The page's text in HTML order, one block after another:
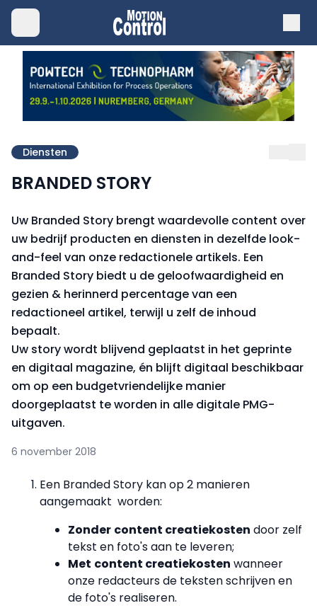
Diensten
BRANDED STORY
Uw Branded Story brengt waardevolle content over
uw bedrijf producten en diensten in dezelfde look-
and-feel van onze redactionele artikels. Een
Branded Story biedt u de geloofwaardigheid en
gezien & herinnerd percentage van een
redactioneel artikel, terwijl u zelf de inhoud
bepaalt.
Uw story wordt blijvend geplaatst in het geprinte
en digitaal magazine, én blijft digitaal beschikbaar
om op een budgetvriendelijke manier
doorgeplaatst te worden in alle digitale PMG-
uitgaven.
6 november 2018
Een Branded Story kan op 2 manieren
aangemaakt worden:
Zonder content creatiekosten door zelf
tekst en foto's aan te leveren;
Met content creatiekosten wanneer
onze redacteurs de teksten schrijven en
de foto's realiseren.